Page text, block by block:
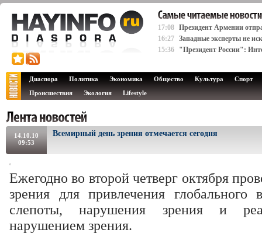
17:08 Президент Армении
16:27 Западные эксперты не
15:36
"Президент России":
Диаспора Политика Экономика Общество Культура
Спорт
Происшествия
Экология Lifestyle
14.10.10
09:53
Всемирный день зрения отмечается сегодня
Ежегодно во второй четверг октября
зрения для привлечения
слепоты, нарушения зрения и
нарушением зрения.